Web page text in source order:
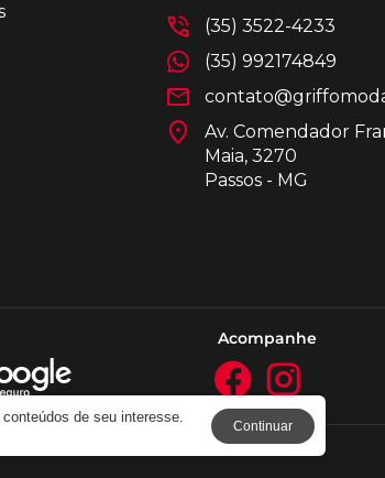
(35) 3522-4233
(35) 992174849
Av. Comendador
Maia, 3270
Passos - MG
Acompanhe
de seu interesse.
Continuar